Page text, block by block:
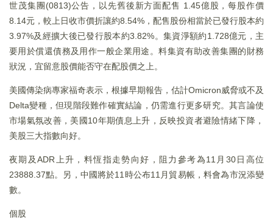
世茂集團(0813)公告，以先舊後新方面配售 1.45億股，每股作價
8.14元，較上日收市價折讓約8.54%，配售股份相當於已發行股本約
3.97%及經擴大後已發行股本約3.82%。集資淨額約1.728億元，主
要用於償還債務及用作一般企業用途。料集資有助改善集團的財務
狀況，宜留意股價能否守在配股價之上。
美國傳染病專家福奇表示，根據早期報告，估計Omicron威脅或不及
Delta變種，但現階段難作確實結論，仍需進行更多研究。其言論使
市場氣氛改善，美國10年期債息上升，反映投資者避險情緒下降，
美股三大指數向好。
夜期及ADR上升，料恆指走勢向好，阻力參考為11月30日高位
23888.37點。另，中國將於11時公布11月貿易帳，料會為市況添變
數。
個股